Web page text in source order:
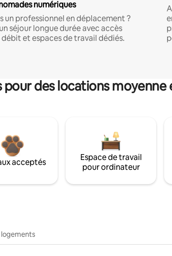
numériques
un professionnel en déplacement ?
séjour longue durée avec accès
et espaces de travail dédiés.
des locations
acceptés
Espace de travail
pour ordinateur